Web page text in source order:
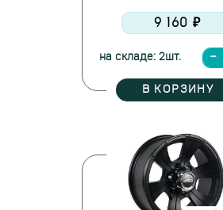
9 160 ₽
на складе: 2шт.
В КОРЗИНУ